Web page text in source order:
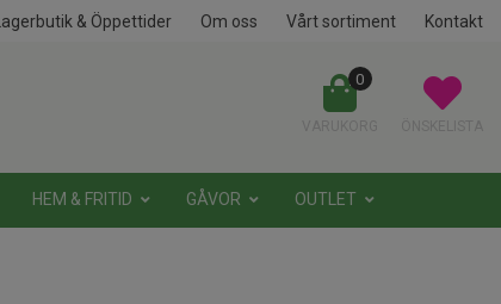
Lagerbutik & Öppettider Om oss Vårt sortiment Kontakt
0
HEM & FRITID GÅVOR OUTLET